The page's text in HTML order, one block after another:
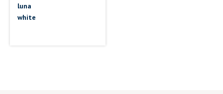
luna
white